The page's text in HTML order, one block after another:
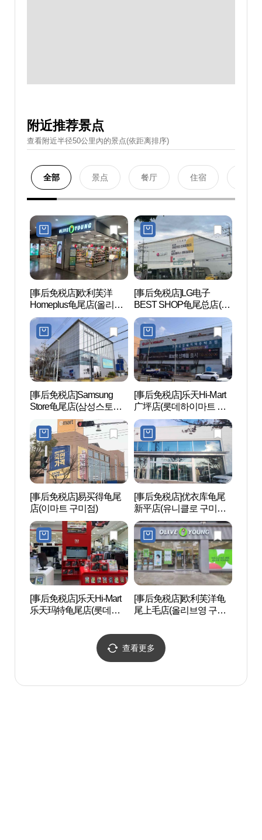
附近推荐景点
查看附近半径50公里內的景点(依距离排序)
全部 景点 餐厅 住宿
[事后免税店]欧利芙洋
Homeplus龟尾店(올리브
영 홈플러스구미점)
[事后免税店]LG电子
BEST SHOP龟尾总店(LG
전자 베스트샵 구미본점)
[事后免税店]Samsung
Store龟尾店(삼성스토어
[事后免税店]乐天Hi-Mart
广坪店(롯데하이마트 광
평점)
[事后免税店]易买得龟尾
店(이마트 구미점)
[事后免税店]优衣库龟尾
新平店(유니클로 구미신
평점)
[事后免税店]乐天Hi-Mart
乐天玛特龟尾店(롯데하
[事后免税店]欧利芙洋龟
尾上毛店(올리브영 구미
查看更多